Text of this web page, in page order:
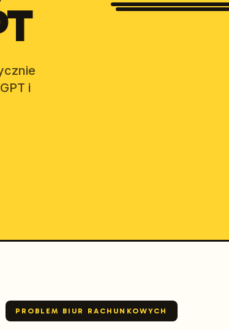
i
Accountants & Bookkeepers
PROBLEM BIUR RACHUNKOWYCH